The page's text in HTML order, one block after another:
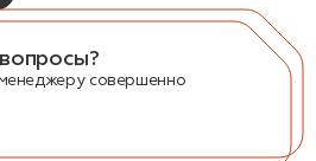
совершенно